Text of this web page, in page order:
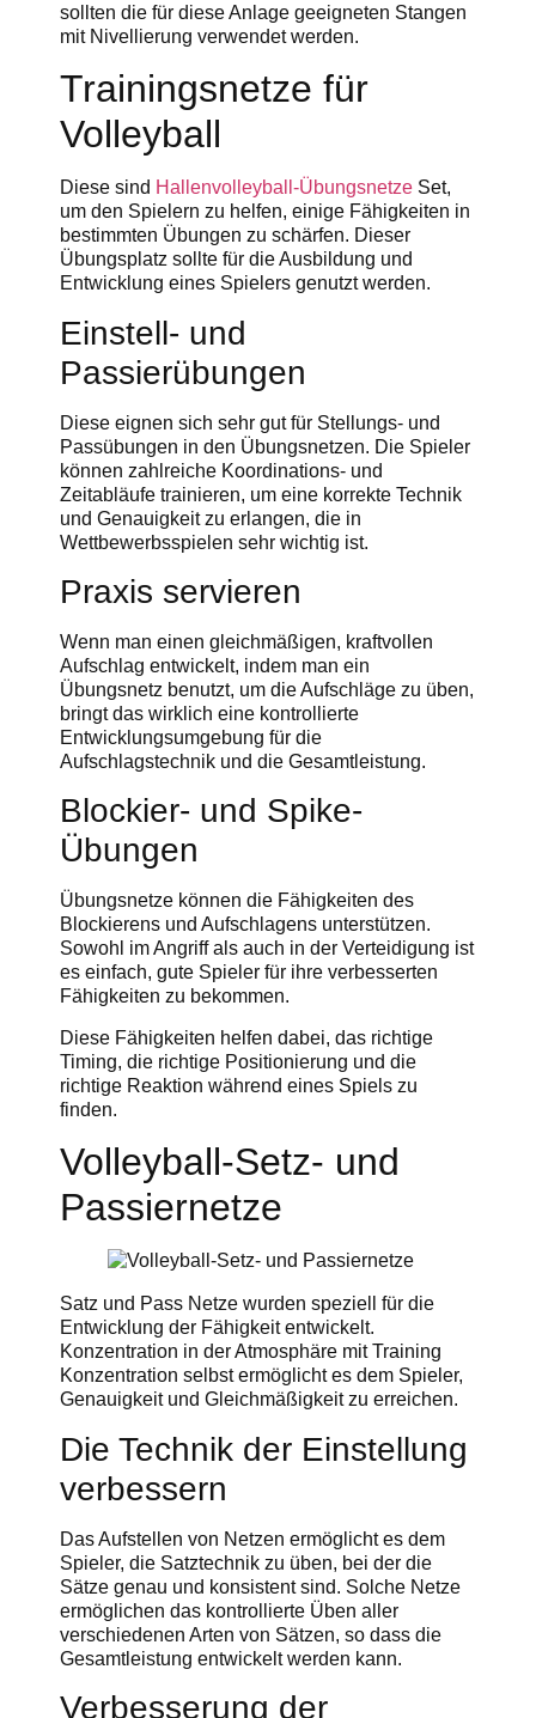
sollten die für diese Anlage geeigneten Stangen
mit Nivellierung verwendet werden.
Trainingsnetze für
Volleyball
Diese sind Hallenvolleyball-Übungsnetze Set,
um den Spielern zu helfen, einige Fähigkeiten in
bestimmten Übungen zu schärfen. Dieser
Übungsplatz sollte für die Ausbildung und
Entwicklung eines Spielers genutzt werden.
Einstell- und
Passierübungen
Diese eignen sich sehr gut für Stellungs- und
Passübungen in den Übungsnetzen. Die Spieler
können zahlreiche Koordinations- und
Zeitabläufe trainieren, um eine korrekte Technik
und Genauigkeit zu erlangen, die in
Wettbewerbsspielen sehr wichtig ist.
Praxis servieren
Wenn man einen gleichmäßigen, kraftvollen
Aufschlag entwickelt, indem man ein
Übungsnetz benutzt, um die Aufschläge zu üben,
bringt das wirklich eine kontrollierte
Entwicklungsumgebung für die
Aufschlagstechnik und die Gesamtleistung.
Blockier- und Spike-
Übungen
Übungsnetze können die Fähigkeiten des
Blockierens und Aufschlagens unterstützen.
Sowohl im Angriff als auch in der Verteidigung ist
es einfach, gute Spieler für ihre verbesserten
Fähigkeiten zu bekommen.
Diese Fähigkeiten helfen dabei, das richtige
Timing, die richtige Positionierung und die
richtige Reaktion während eines Spiels zu
finden.
Volleyball-Setz- und
Passiernetze
Satz und Pass Netze wurden speziell für die
Entwicklung der Fähigkeit entwickelt.
Konzentration in der Atmosphäre mit Training
Konzentration selbst ermöglicht es dem Spieler,
Genauigkeit und Gleichmäßigkeit zu erreichen.
Die Technik der Einstellung
verbessern
Das Aufstellen von Netzen ermöglicht es dem
Spieler, die Satztechnik zu üben, bei der die
Sätze genau und konsistent sind. Solche Netze
ermöglichen das kontrollierte Üben aller
verschiedenen Arten von Sätzen, so dass die
Gesamtleistung entwickelt werden kann.
Verbesserung der